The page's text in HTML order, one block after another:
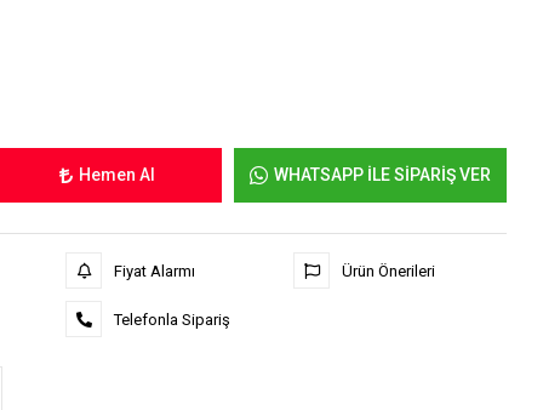
Hemen Al WHATSAPP İLE SİPARİŞ VER
Fiyat Alarmı
Telefonla Sipariş
Ürün Önerileri